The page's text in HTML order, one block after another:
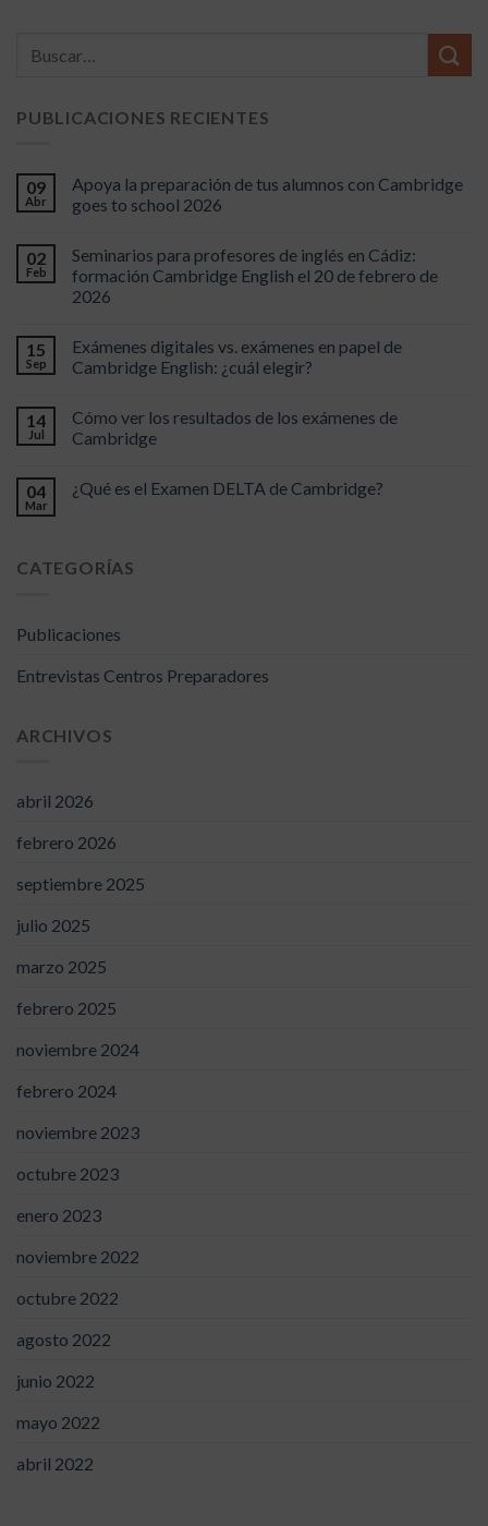
PUBLICACIONES RECIENTES
09
Abr
Apoya la preparación de tus alumnos con Cambridge
goes to school 2026
02
Feb
Seminarios para profesores de inglés en Cádiz:
formación Cambridge English el 20 de febrero de
2026
15
Sep
Exámenes digitales vs. exámenes en papel de
Cambridge English: ¿cuál elegir?
14
Jul
Cómo ver los resultados de los exámenes de
Cambridge
04
Mar
¿Qué es el Examen DELTA de Cambridge?
CATEGORÍAS
Publicaciones
Entrevistas Centros Preparadores
ARCHIVOS
abril 2026
febrero 2026
septiembre 2025
julio 2025
marzo 2025
febrero 2025
noviembre 2024
febrero 2024
noviembre 2023
octubre 2023
enero 2023
noviembre 2022
octubre 2022
agosto 2022
junio 2022
mayo 2022
abril 2022